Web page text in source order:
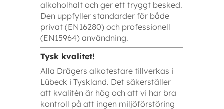
alkoholhalt och ger ett tryggt besked.
Den uppfyller standarder för både
privat (EN16280) och professionell
(EN15964) användning.
Tysk kvalitet!
Alla Drägers alkotestare tillverkas i
Lübeck i Tyskland. Det säkerställer
att kvalitén är hög och att vi har bra
kontroll på att ingen miljöförstöring